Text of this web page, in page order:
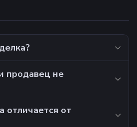
продавец не
отличается от